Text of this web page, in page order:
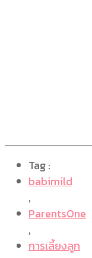
Tag :
babimild
,
ParentsOne
,
การเลี้ยงลูก